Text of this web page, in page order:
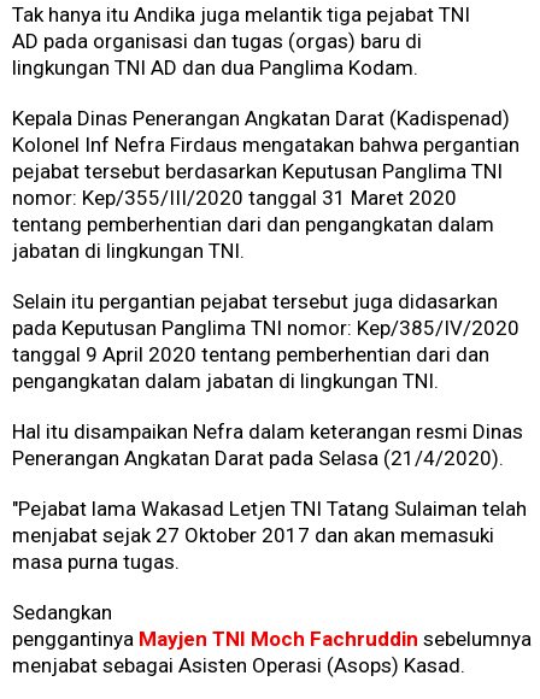
Tak hanya itu Andika juga melantik tiga pejabat TNI
AD pada organisasi dan tugas (orgas) baru di
lingkungan TNI AD dan dua Panglima Kodam.
Kepala Dinas Penerangan Angkatan Darat (Kadispenad)
Kolonel Inf Nefra Firdaus mengatakan bahwa pergantian
pejabat tersebut berdasarkan Keputusan Panglima TNI
nomor: Kep/355/III/2020 tanggal 31 Maret 2020
tentang pemberhentian dari dan pengangkatan dalam
jabatan di lingkungan TNI.
Selain itu pergantian pejabat tersebut juga didasarkan
pada Keputusan Panglima TNI nomor: Kep/385/IV/2020
tanggal 9 April 2020 tentang pemberhentian dari dan
pengangkatan dalam jabatan di lingkungan TNI.
Hal itu disampaikan Nefra dalam keterangan resmi Dinas
Penerangan Angkatan Darat pada Selasa (21/4/2020).
"Pejabat lama Wakasad Letjen TNI Tatang Sulaiman telah
menjabat sejak 27 Oktober 2017 dan akan memasuki
masa purna tugas.
Sedangkan
penggantinya Mayjen TNI Moch Fachruddin sebelumnya
menjabat sebagai Asisten Operasi (Asops) Kasad.